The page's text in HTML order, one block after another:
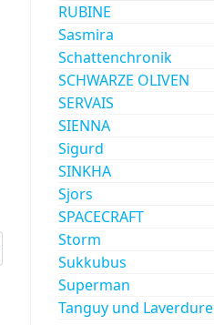
RUBINE
Sasmira
Schattenchronik
SCHWARZE OLIVEN
SERVAIS
SIENNA
Sigurd
SINKHA
Sjors
SPACECRAFT
Storm
Sukkubus
Superman
Tanguy und Laverdure